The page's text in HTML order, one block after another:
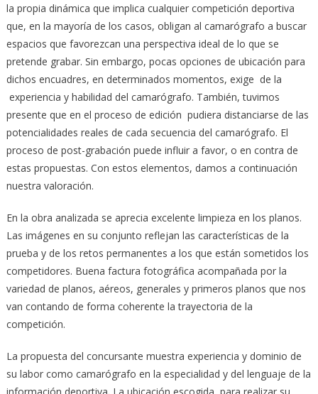
la propia dinámica que implica cualquier competición deportiva
que, en la mayoría de los casos, obligan al camarógrafo a buscar
espacios que favorezcan una perspectiva ideal de lo que se
pretende grabar. Sin embargo, pocas opciones de ubicación para
dichos encuadres, en determinados momentos, exige de la
experiencia y habilidad del camarógrafo. También, tuvimos
presente que en el proceso de edición pudiera distanciarse de las
potencialidades reales de cada secuencia del camarógrafo. El
proceso de post-grabación puede influir a favor, o en contra de
estas propuestas. Con estos elementos, damos a continuación
nuestra valoración.
En la obra analizada se aprecia excelente limpieza en los planos.
Las imágenes en su conjunto reflejan las características de la
prueba y de los retos permanentes a los que están sometidos los
competidores. Buena factura fotográfica acompañada por la
variedad de planos, aéreos, generales y primeros planos que nos
van contando de forma coherente la trayectoria de la
competición.
La propuesta del concursante muestra experiencia y dominio de
su labor como camarógrafo en la especialidad y del lenguaje de la